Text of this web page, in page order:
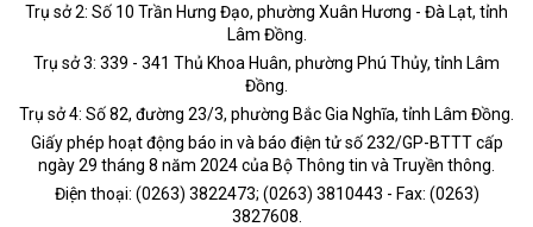
Trụ sở 2: Số 10 Trần Hưng Đạo, phường Xuân Hương - Đà Lạt, tỉnh
Lâm Đồng.
Trụ sở 3: 339 - 341 Thủ Khoa Huân, phường Phú Thủy, tỉnh Lâm
Đồng.
Trụ sở 4: Số 82, đường 23/3, phường Bắc Gia Nghĩa, tỉnh Lâm Đồng.
Giấy phép hoạt động báo in và báo điện tử số 232/GP-BTTT cấp
ngày 29 tháng 8 năm 2024 của Bộ Thông tin và Truyền thông.
Điện thoại: (0263) 3822473; (0263) 3810443 - Fax: (0263)
3827608.